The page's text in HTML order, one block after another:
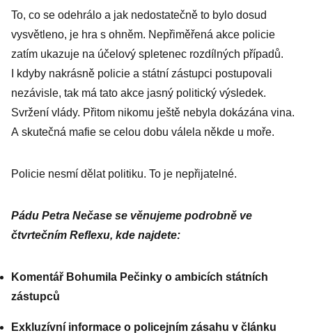
To, co se odehrálo a jak nedostatečně to bylo dosud
vysvětleno, je hra s ohněm. Nepřiměřená akce policie
zatím ukazuje na účelový spletenec rozdílných případů.
I kdyby nakrásně policie a státní zástupci postupovali
nezávisle, tak má tato akce jasný politický výsledek.
Svržení vlády. Přitom nikomu ještě nebyla dokázána vina.
A skutečná mafie se celou dobu válela někde u moře.
Policie nesmí dělat politiku. To je ­nepřijatelné.
Pádu Petra Nečase se věnujeme podrobně ve
čtvrtečním Reflexu, kde najdete:
Komentář Bohumila Pečinky o ambicích státních
zástupců
Exkluzívní informace o policejním zásahu v článku